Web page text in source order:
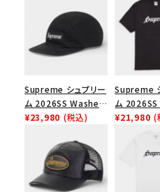
並び順
価格から探す
円
在庫のない
絞り
Supreme シュプリー
ム 2026SS Washed
Chino Twill Camp
ノツイル キャンプキャ
ップ ブラック
¥23,980 (税込)
Supreme
ム
Tee スピー
¥21,980 (